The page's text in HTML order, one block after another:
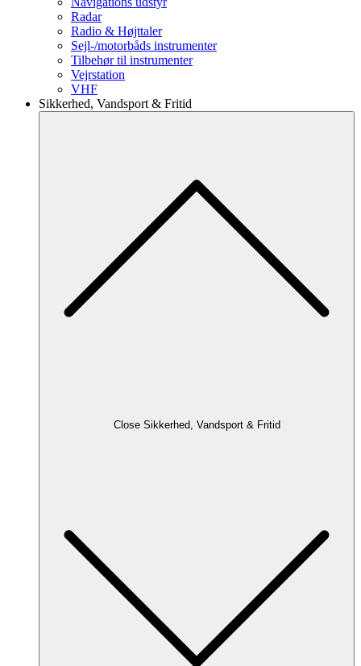
Radar
Radio & Højttaler
Sejl-/motorbåds instrumenter
Tilbehør til instrumenter
Vejrstation
VHF
Sikkerhed, Vandsport & Fritid
Close Sikkerhed, Vandsport & Fritid